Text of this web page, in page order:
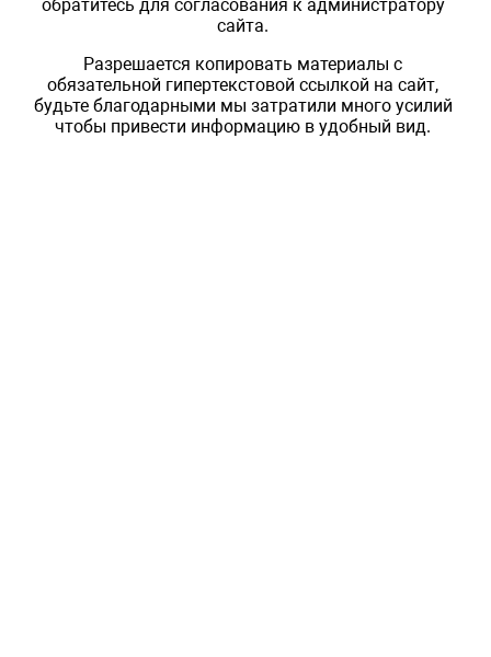
обратитесь для согласования к администратору
сайта.
Разрешается копировать материалы с
обязательной гипертекстовой ссылкой на сайт,
будьте благодарными мы затратили много усилий
чтобы привести информацию в удобный вид.